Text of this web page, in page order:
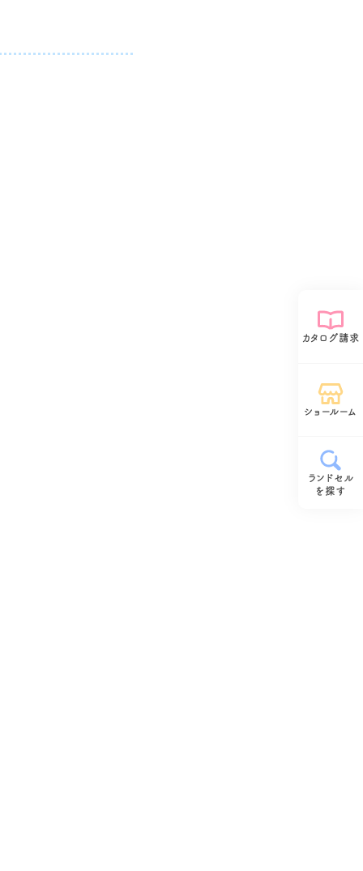
カタログ請求
ショールーム
ランドセル
を探す